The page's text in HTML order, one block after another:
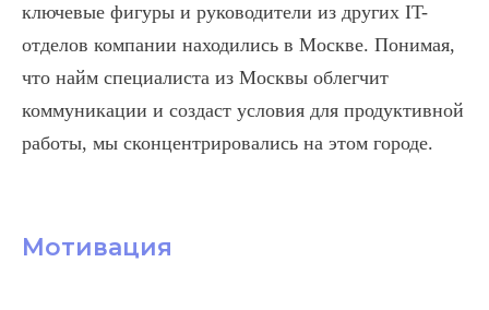
ключевые фигуры и руководители из других IT-
отделов компании находились в Москве. Понимая,
что найм специалиста из Москвы облегчит
коммуникации и создаст условия для продуктивной
работы, мы сконцентрировались на этом городе.
Мотивация